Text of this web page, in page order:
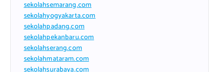
sekolahsemarang.com
sekolahyogyakarta.com
sekolahpadang.com
sekolahpekanbaru.com
sekolahserang.com
sekolahmataram.com
sekolahsurabaya.com